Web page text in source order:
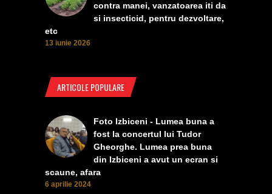
contra manei, vanzatoarea iti da
si insecticid, pentru dezvoltare,
etc
13 iunie 2026
ARTICOLE POPULARE
Foto Izbiceni - Lumea buna a
fost la concertul lui Tudor
Gheorghe. Lumea prea buna
din Izbiceni a avut un ecran si
scaune, afara
6 aprilie 2024